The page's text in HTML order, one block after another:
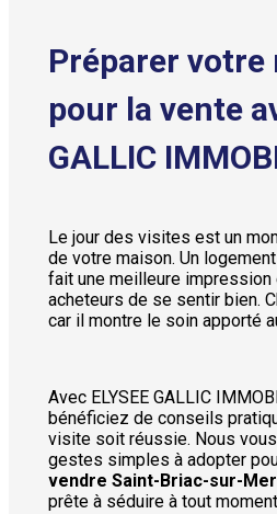
Préparer votre
pour la vente
GALLIC
Le jour des visites est un
de votre maison. Un
fait une meilleure impression
acheteurs de se sentir bien.
car il montre le soin apporté
Avec ELYSEE GALLIC
bénéficiez de conseils
visite soit réussie. Nous
gestes simples à adopter
vendre Saint-Briac-sur-Mer
prête à séduire à tout